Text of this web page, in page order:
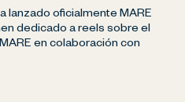
lanzado oficialmente MARE
dedicado a reels sobre el
en colaboración con